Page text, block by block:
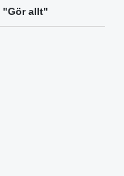
"Gör allt"